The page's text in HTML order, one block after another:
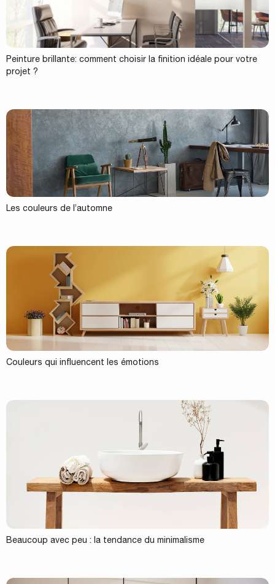
Peinture brillante: comment choisir la finition idéale pour votre
projet ?
Les couleurs de l’automne
Couleurs qui influencent les émotions
Beaucoup avec peu : la tendance du minimalisme